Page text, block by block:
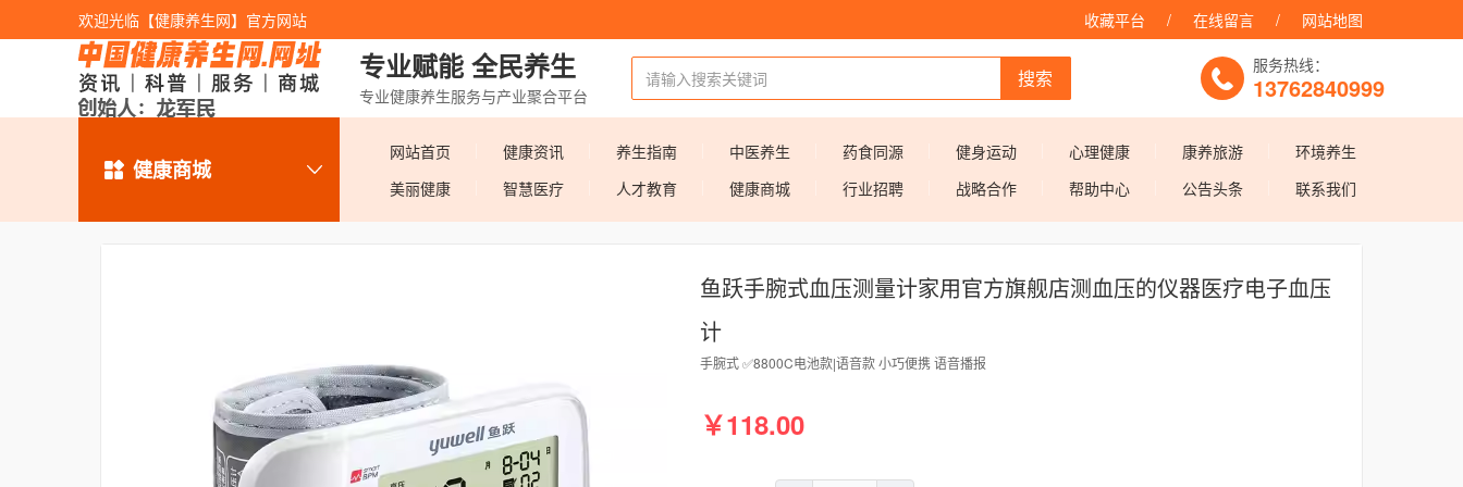
欢迎光临【健康养生网】官方网站 收藏平台 / 在线留言 / 网站地图
专业赋能 全民养生
专业健康养生服务与产业聚合平台
搜索
服务热线：
13762840999
健康商城
网站首页 健康资讯 养生指南 中医养生 药食同源 健身运动 心理健康 康养旅游
环境养生
美丽健康
智慧医疗 人才教育 健康商城 行业招聘 战略合作 帮助中心 公告头条 联系我们
鱼跃手腕式血压测量计家用官方旗舰店测血压的仪器医疗电子血压
计
手腕式 ✅8800C电池款|语音款 小巧便携 语音播报
￥118.00